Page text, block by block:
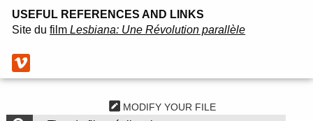
USEFUL REFERENCES AND LINKS
Site dufilmLesbiana: Une Révolution parallèle
MODIFY YOUR FILE